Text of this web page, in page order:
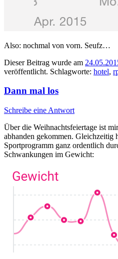
Also: nochmal von vorn. Seufz…
Dieser Beitrag wurde am
veröffentlicht. Schlagworte: hotel,
Dann mal los
Schreibe eine Antwort
Über die Weihnachtsfeiertage ist
abhanden gekommen. Gleichzeitig
Sportprogramm ganz ordentlich
Schwankungen im Gewicht: